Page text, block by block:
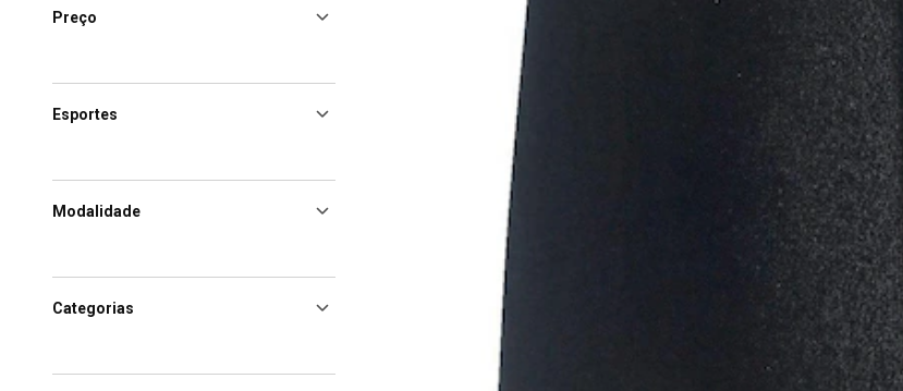
Preço
Esportes
Modalidade
Categorias